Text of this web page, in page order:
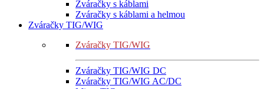
Zváračky s káblami
Zváračky s káblami a helmou
Zváračky TIG/WIG
Zváračky TIG/WIG
Zváračky TIG/WIG DC
Zváračky TIG/WIG AC/DC